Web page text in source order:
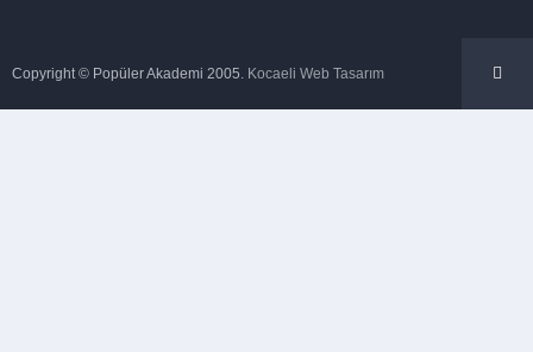
Copyright © Popüler Akademi 2005. Kocaeli Web Tasarım